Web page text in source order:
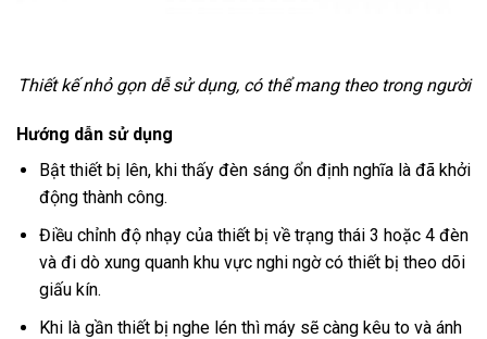
Thiết kế nhỏ gọn dễ sử dụng, có thể mang theo trong người
Hướng dẫn sử dụng
Bật thiết bị lên, khi thấy đèn sáng ổn định nghĩa là đã khởi
động thành công.
Điều chỉnh độ nhạy của thiết bị về trạng thái 3 hoặc 4 đèn
và đi dò xung quanh khu vực nghi ngờ có thiết bị theo dõi
giấu kín.
Khi là gần thiết bị nghe lén thì máy sẽ càng kêu to và ánh